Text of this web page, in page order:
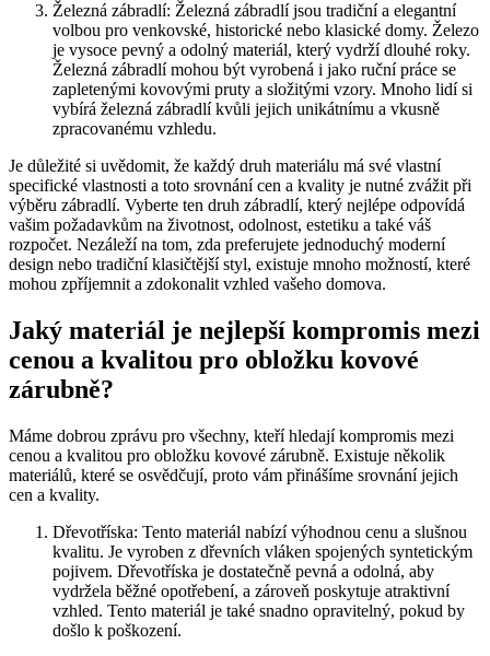
Železná zábradlí: Železná zábradlí jsou tradiční a elegantní
volbou pro venkovské, historické nebo klasické domy. Železo
je vysoce pevný a odolný materiál, který vydrží dlouhé roky.
Železná zábradlí mohou být vyrobená i jako ruční práce se
zapletenými kovovými pruty a složitými vzory. Mnoho lidí si
vybírá železná zábradlí kvůli jejich unikátnímu a vkusně
zpracovanému vzhledu.
Je důležité si uvědomit, že každý druh materiálu má své vlastní
specifické vlastnosti a toto srovnání cen a kvality je nutné zvážit při
výběru zábradlí. Vyberte ten druh zábradlí, který nejlépe odpovídá
vašim požadavkům na životnost, odolnost, estetiku a také váš
rozpočet. Nezáleží na tom, zda preferujete jednoduchý moderní
design nebo tradiční klasičtější styl, existuje mnoho možností, které
mohou zpříjemnit a zdokonalit vzhled vašeho domova.
Jaký materiál je nejlepší kompromis mezi
cenou a kvalitou pro obložku kovové
zárubně?
Máme dobrou zprávu pro všechny, kteří hledají kompromis mezi
cenou a kvalitou pro obložku kovové zárubně. Existuje několik
materiálů, které se osvědčují, proto vám přinášíme srovnání jejich
cen a kvality.
Dřevotříska: Tento materiál nabízí výhodnou cenu a slušnou
kvalitu. Je vyroben z dřevních vláken spojených syntetickým
pojivem. Dřevotříska je dostatečně pevná a odolná, aby
vydržela běžné opotřebení, a zároveň poskytuje atraktivní
vzhled. Tento materiál je také snadno opravitelný, pokud by
došlo k poškození.